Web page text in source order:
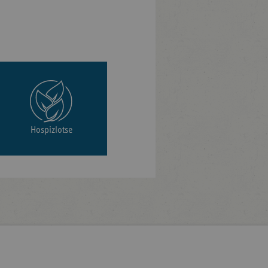
Hospizlotse